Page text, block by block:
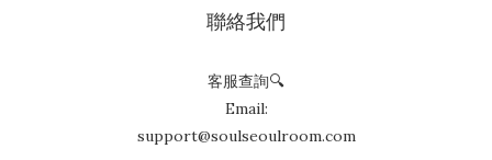
聯絡我們
客服查詢🔍
Email:
support@soulseoulroom.com